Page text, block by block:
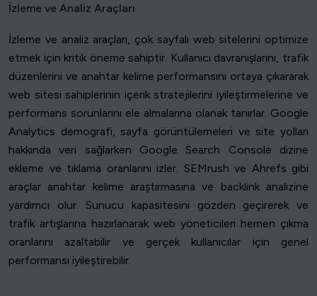
İzleme ve Analiz Araçları
İzleme ve analiz araçları, çok sayfalı web sitelerini optimize
etmek için kritik öneme sahiptir. Kullanıcı davranışlarını, trafik
düzenlerini ve anahtar kelime performansını ortaya çıkararak
web sitesi sahiplerinin içerik stratejilerini iyileştirmelerine ve
performans sorunlarını ele almalarına olanak tanırlar. Google
Analytics demografi, sayfa görüntülemeleri ve site yolları
hakkında veri sağlarken Google Search Console dizine
ekleme ve tıklama oranlarını izler. SEMrush ve Ahrefs gibi
araçlar anahtar kelime araştırmasına ve backlink analizine
yardımcı olur. Sunucu kapasitesini gözden geçirerek ve
trafik artışlarına hazırlanarak web yöneticileri hemen çıkma
oranlarını azaltabilir ve gerçek kullanıcılar için genel
performansı iyileştirebilir.